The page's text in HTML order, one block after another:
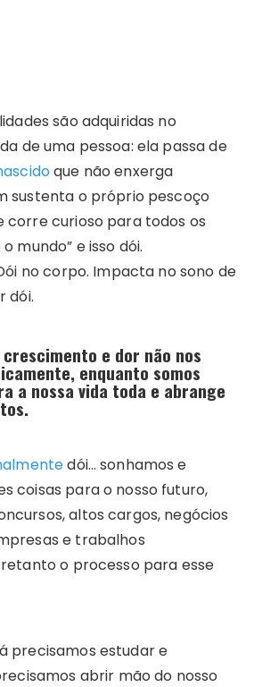
são adquiridas no
de uma pessoa: ela passa de
que não enxerga
sustenta o próprio pescoço
corre curioso para todos os
mundo” e isso dói.
no corpo. Impacta no sono de
dói.
crescimento e dor não nos
enquanto somos
a nossa vida toda e abrange
dói… sonhamos e
coisas para o nosso futuro,
altos cargos, negócios
e trabalhos
o processo para esse
precisamos estudar e
abrir mão do nosso